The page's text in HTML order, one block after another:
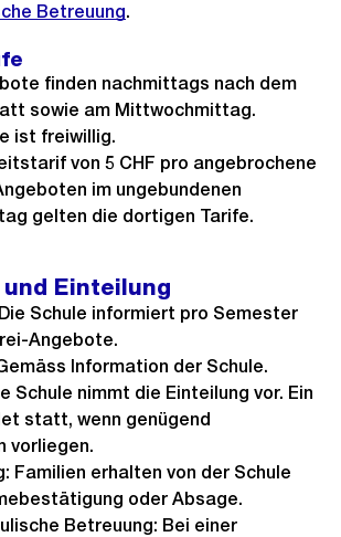
Betreuung.
finden nachmittags nach dem
sowie am Mittwochmittag.
ist freiwillig.
von 5 CHF pro angebrochene
im ungebundenen
gelten die dortigen Tarife.
Einteilung
Schule informiert pro Semester
Angebote.
Information der Schule.
Schule nimmt die Einteilung vor. Ein
statt, wenn genügend
vorliegen.
Familien erhalten von der Schule
oder Absage.
Betreuung: Bei einer